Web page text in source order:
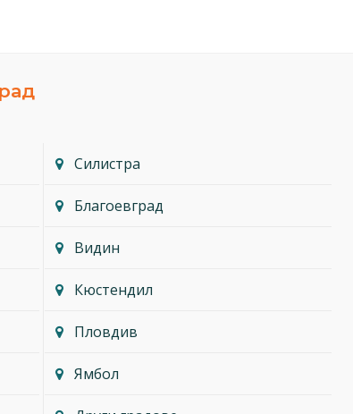
Силистра
Благоевград
Видин
Кюстендил
Пловдив
Ямбол